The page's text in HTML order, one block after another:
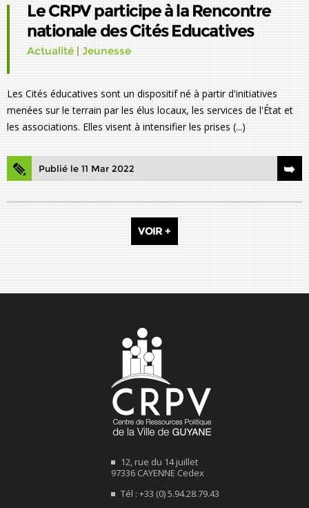
Le CRPV participe à la Rencontre
nationale des Cités Educatives
Actualité | Jeunesse
Les Cités éducatives sont un dispositif né à partir d'initiatives
menées sur le terrain par les élus locaux, les services de l'État et
les associations. Elles visent à intensifier les prises (...)
Publié le 11 Mar 2022
VOIR +
12, rue du 14 juillet
97336 CAYENNE Cedex
Tél : +33 (0) 5.94.28.79.43